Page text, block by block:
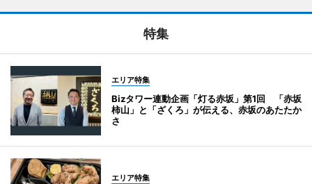
特集
エリア特集
Bizタワー連動企画「灯る赤坂」第1回 「赤坂
柿山」と「ざくろ」が伝える、赤坂のあたたか
さ
エリア特集